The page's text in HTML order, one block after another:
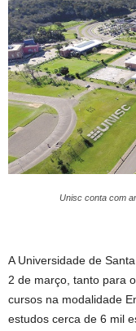
Unisc conta com
A Universidade de
2 de março, tanto para
cursos na modalidade
estudos cerca de 6 mil